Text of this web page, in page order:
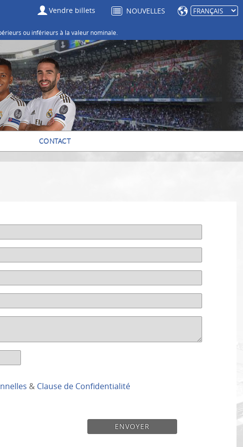
NOUVELLES
Vendre billets
ou inférieurs à la valeur nominale.
CONTACT
& Clause de Confidentialité